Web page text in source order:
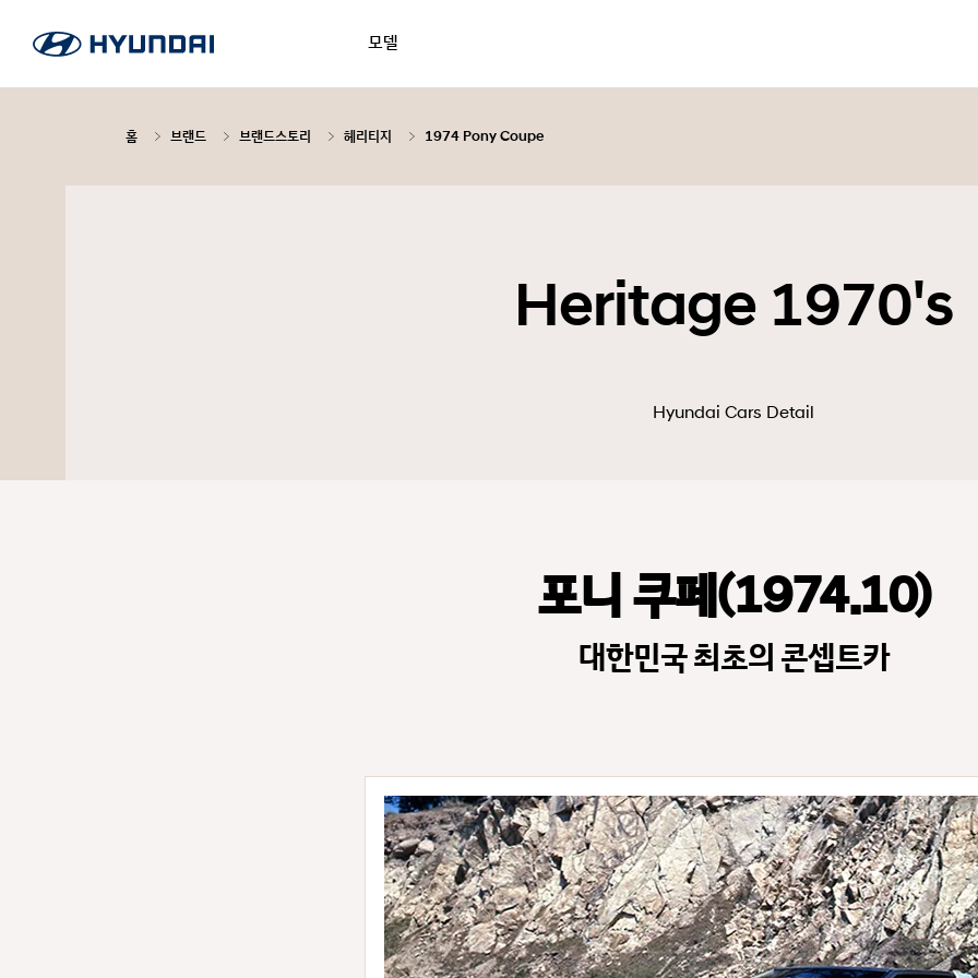
모델
홈 브랜드 브랜드스토리 헤리티지 1974 Pony Coupe
Heritage 1970's
Hyundai Cars Detail
포니 쿠페(1974.10)
대한민국 최초의 콘셉트카